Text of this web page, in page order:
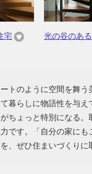
宅 光の谷のあ
トのように空間を舞
暮らしに物語性を与
ちょっと特別になる
です。「自分の家に
、ぜひ住まいづくり